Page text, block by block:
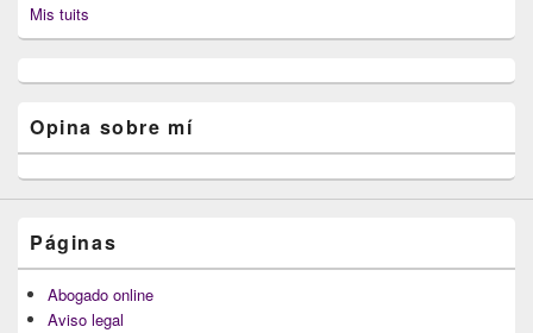
Mis tuits
Opina sobre mí
Páginas
Abogado online
Aviso legal